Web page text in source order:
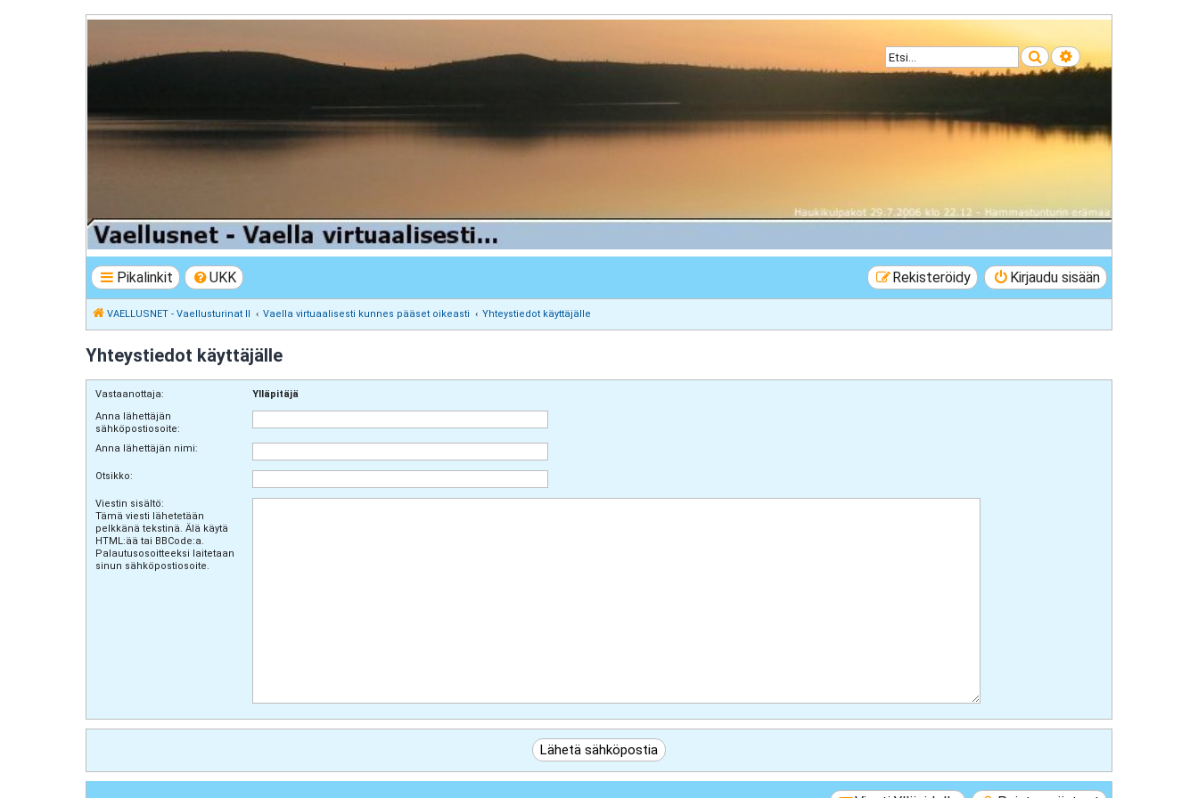
Etsi Tarkennettu haku
VAELLUSNET - Vaellusturinat II
Keskustelua vaeltamisesta ja Lapista
Pikalinkit UKK Kirjaudu sisään
Rekisteröidy
VAELLUSNET - Vaellusturinat II Vaella virtuaalisesti kunnes pääset oikeasti Yhteystiedot käyttäjälle
Yhteystiedot käyttäjälle
Vastaanottaja:
Ylläpitäjä
Anna lähettäjän
sähköpostiosoite:
Anna lähettäjän nimi:
Otsikko:
Viestin sisältö:
Tämä viesti lähetetään
pelkkänä tekstinä. Älä käytä
HTML:ää tai BBCode:a.
Palautusosoitteeksi laitetaan
sinun sähköpostiosoite.